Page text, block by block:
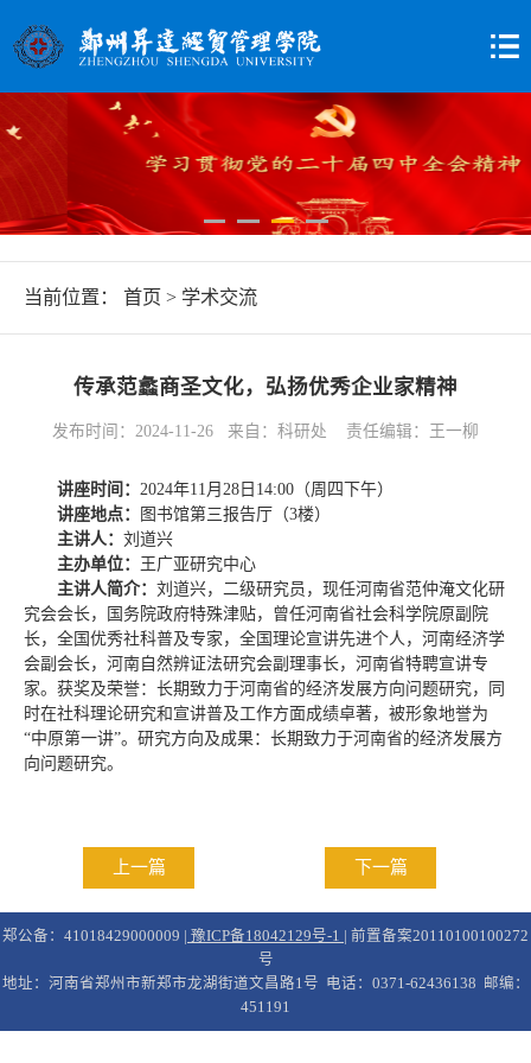
当前位置： 首页 > 学术交流
传承范蠡商圣文化，弘扬优秀企业家精神
发布时间：2024-11-26 来自：科研处 责任编辑：王一柳
讲座时间： 2024年11月28日14:00（周四下午）
讲座地点：
图书馆第三报告厅（3楼）
主讲人： 刘道兴
主办单位：
王广亚研究中心
主讲人简介： 刘道兴，二级研究员，现任河南省范仲淹文化研
究会会长，国务院政府特殊津贴，曾任河南省社会科学院原副院
长，全国优秀社科普及专家，全国理论宣讲先进个人，河南经济学
会副会长，河南自然辨证法研究会副理事长，河南省特聘宣讲专
家。获奖及荣誉：长期致力于河南省的经济发展方向问题研究，同
时在社科理论研究和宣讲普及工作方面成绩卓著，被形象地誉为
“中原第一讲”。研究方向及成果：长期致力于河南省的经济发展方
向问题研究。
上一篇 下一篇
郑公备：41018429000009 | 豫ICP备18042129号-1
| 前置备案20110100100272
号
地址：河南省郑州市新郑市龙湖街道文昌路1号 电话：0371-62436138 邮编：
451191